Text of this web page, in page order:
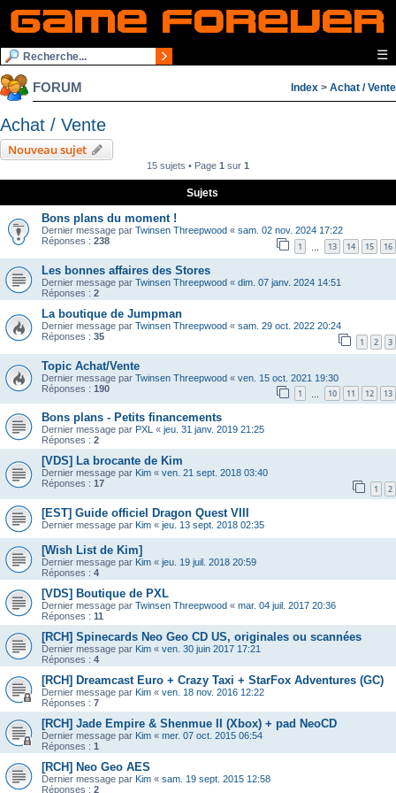
☰
FORUM Index > Achat / Vente
Achat / Vente
Nouveau sujet
15 sujets • Page 1 sur 1
Sujets
Bons plans du moment !
Dernier message par Twinsen Threepwood « sam. 02 nov. 2024 17:22
Réponses : 238 1 13 14 15 16
Les bonnes affaires des Stores
Dernier message par Twinsen Threepwood « dim. 07 janv. 2024 14:51
Réponses : 2
La boutique de Jumpman
Dernier message par Twinsen Threepwood « sam. 29 oct. 2022 20:24
Réponses : 35 1 2 3
Topic Achat/Vente
Dernier message par Twinsen Threepwood « ven. 15 oct. 2021 19:30
Réponses : 190 1 10 11 12 13
Bons plans - Petits financements
Dernier message par PXL « jeu. 31 janv. 2019 21:25
Réponses : 2
[VDS] La brocante de Kim
Dernier message par Kim « ven. 21 sept. 2018 03:40
Réponses : 17 1 2
[EST] Guide officiel Dragon Quest VIII
Dernier message par Kim « jeu. 13 sept. 2018 02:35
[Wish List de Kim]
Dernier message par Kim « jeu. 19 juil. 2018 20:59
Réponses : 4
[VDS] Boutique de PXL
Dernier message par Twinsen Threepwood « mar. 04 juil. 2017 20:36
Réponses : 11
[RCH] Spinecards Neo Geo CD US, originales ou scannées
Dernier message par Kim « ven. 30 juin 2017 17:21
Réponses : 4
[RCH] Dreamcast Euro + Crazy Taxi + StarFox Adventures (GC)
Dernier message par Kim « ven. 18 nov. 2016 12:22
Réponses : 7
[RCH] Jade Empire & Shenmue II (Xbox) + pad NeoCD
Dernier message par Kim « mer. 07 oct. 2015 06:54
Réponses : 1
[RCH] Neo Geo AES
Dernier message par Kim « sam. 19 sept. 2015 12:58
Réponses : 2